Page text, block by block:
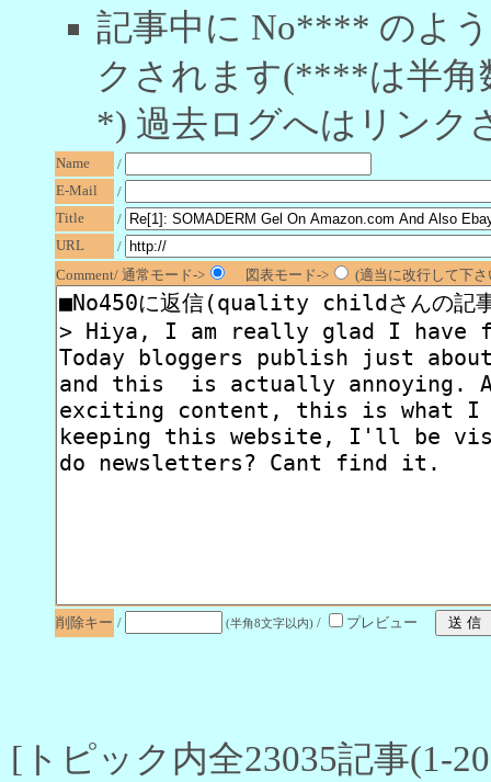
記事中に No**** のよ
クされます(****は半角
*) 過去ログへはリンク
Name
/
E-Mail
/
Title
/
URL
/
Comment/ 通常モード->
図表モード-> (適当に改行して下
削除キー / (半角8文字以内) / プレビュー
[トピック内全23035記事(1-